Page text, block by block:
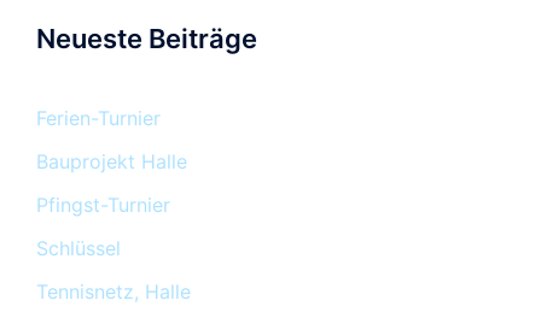
Neueste Beiträge
Ferien-Turnier
Bauprojekt Halle
Pfingst-Turnier
Schlüssel
Tennisnetz, Halle